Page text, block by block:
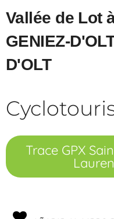
Vallée de Lot
GENIEZ-
D'OLT
Trace GPX